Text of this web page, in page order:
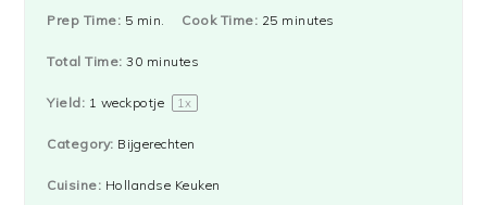
Prep Time: 5 min. Cook Time: 25 minutes
Total Time: 30 minutes
Yield: 1 weckpotje 1x
Category: Bijgerechten
Cuisine: Hollandse Keuken